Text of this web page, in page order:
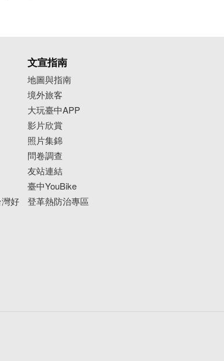
好
文宣指南
地圖與指南
境外旅客
大玩臺中APP
影片欣賞
照片集錦
問卷調查
友站連結
臺中YouBike
登革熱防治專區